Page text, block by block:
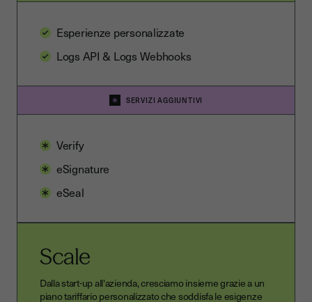
Esperienze personalizzate
Logs API & Logs Webhooks
SERVIZI AGGIUNTIVI
Verify
eSignature
eSeal
Scale
Dalla start-up all'azienda, cresciamo insieme grazie a un
piano tariffario personalizzato che soddisfa le esigenze